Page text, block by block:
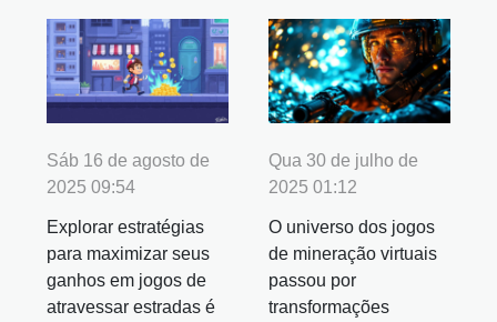
Sáb 16 de agosto de
2025 09:54
Explorar estratégias
para maximizar seus
ganhos em jogos de
atravessar estradas é
Qua 30 de julho de
2025 01:12
O universo dos jogos
de mineração virtuais
passou por
transformações